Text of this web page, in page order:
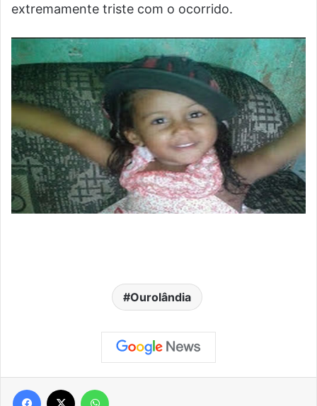
extremamente triste com o ocorrido.
Ourolândia